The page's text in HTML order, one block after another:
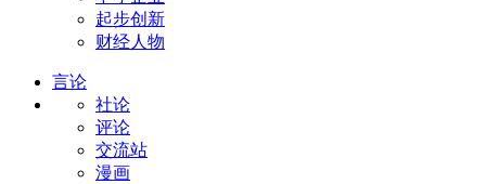
起步创新
财经人物
言论
社论
评论
交流站
漫画